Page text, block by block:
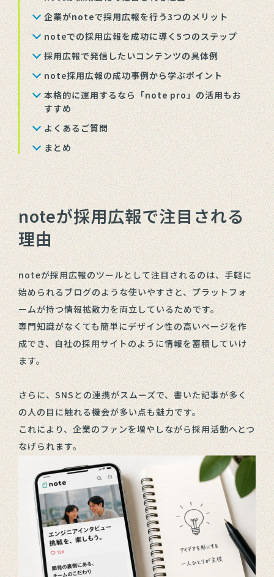
企業がnoteで採用広報を行う3つのメリット
noteでの採用広報を成功に導く5つのステップ
採用広報で発信したいコンテンツの具体例
note採用広報の成功事例から学ぶポイント
本格的に運用するなら「note pro」の活用もお
すすめ
よくあるご質問
まとめ
noteが採用広報で注目される
理由
noteが採用広報のツールとして注目されるのは、手軽に
始められるブログのような使いやすさと、プラットフォ
ームが持つ情報拡散力を両立しているためです。
専門知識がなくても簡単にデザイン性の高いページを作
成でき、自社の採用サイトのように情報を蓄積していけ
ます。
さらに、SNSとの連携がスムーズで、書いた記事が多く
の人の目に触れる機会が多い点も魅力です。
これにより、企業のファンを増やしながら採用活動へとつ
なげられます。